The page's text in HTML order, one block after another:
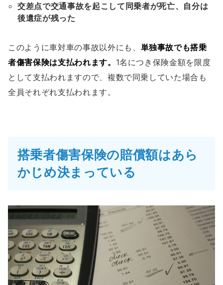
交差点で交通事故を起こして同乗者が死亡、自分は
後遺症が残った
このように車対車の事故以外にも、 単独事故でも搭乗
者傷害保険は支払われます。 1名につき保険金額を限度
として支払われますので、複数で同乗していた場合も
全員それぞれ支払われます。
搭乗者傷害保険の賠償額はあら
かじめ決まっている